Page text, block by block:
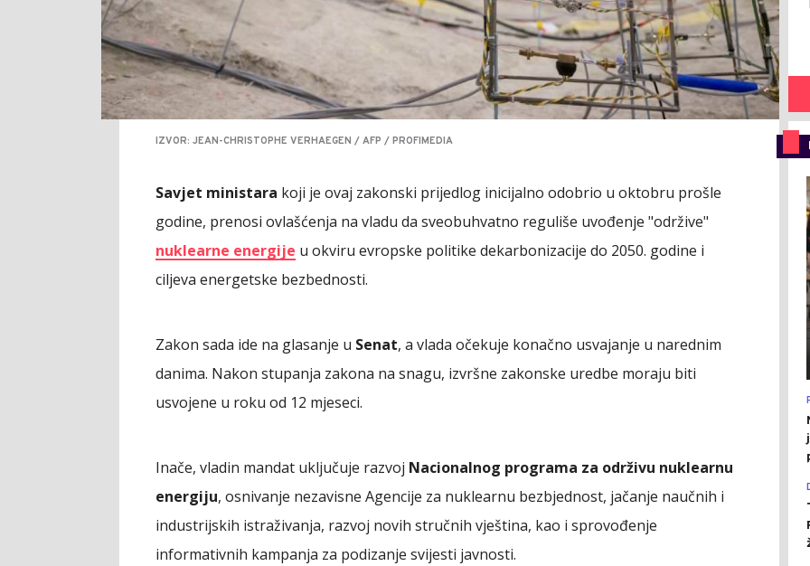
IZVOR: JEAN-CHRISTOPHE VERHAEGEN / AFP / PROFIMEDIA
Savjet ministara koji je ovaj zakonski prijedlog inicijalno odobrio u oktobru prošle
godine, prenosi ovlašćenja na vladu da sveobuhvatno reguliše uvođenje "održive"
nuklearne energije u okviru evropske politike dekarbonizacije do 2050. godine i
ciljeva energetske bezbednosti.
Zakon sada ide na glasanje u Senat, a vlada očekuje konačno usvajanje u narednim
danima. Nakon stupanja zakona na snagu, izvršne zakonske uredbe moraju biti
usvojene u roku od 12 mjeseci.
Inače, vladin mandat uključuje razvoj Nacionalnog programa za održivu nuklearnu
energiju, osnivanje nezavisne Agencije za nuklearnu bezbjednost, jačanje naučnih i
industrijskih istraživanja, razvoj novih stručnih vještina, kao i sprovođenje
informativnih kampanja za podizanje svijesti javnosti.